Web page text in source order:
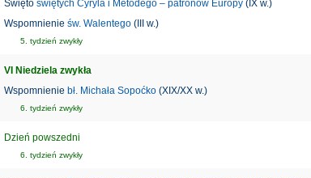
Święto świętych Cyryla i Metodego – patronów Europy(IX w.)
Wspomnienie św. Walentego(III w.)
5. tydzień zwykły
VI Niedziela zwykła
Wspomnienie bł. Michała Sopoćko(XIX/XX w.)
6. tydzień zwykły
Dzień powszedni
6. tydzień zwykły